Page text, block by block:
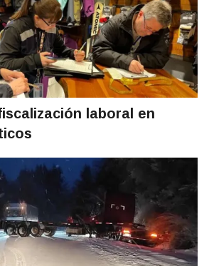
laboral en